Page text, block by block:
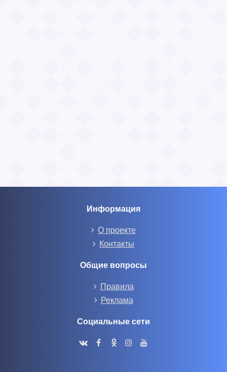
Информация
О проекте
Контакты
Общие вопросы
Правила
Реклама
Социальные сети